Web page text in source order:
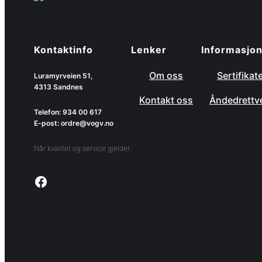
Kontaktinfo
Luramyrveien 51,
4313 Sandnes
Telefon: 934 00 617
E-post: ordre@vogv.no
Når kvalitet og service gjelder.
Link to facebook page
Lenker
Om oss
Kontakt oss
Informasjon